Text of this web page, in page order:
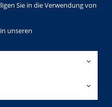
Sie in die Verwendung von
unserenClub 50
zu werden und von